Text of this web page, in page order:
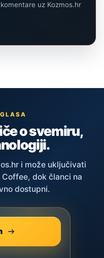
uz Kozmos.hr
o svemiru,
i može uključivati
dok članci na
dostupni.